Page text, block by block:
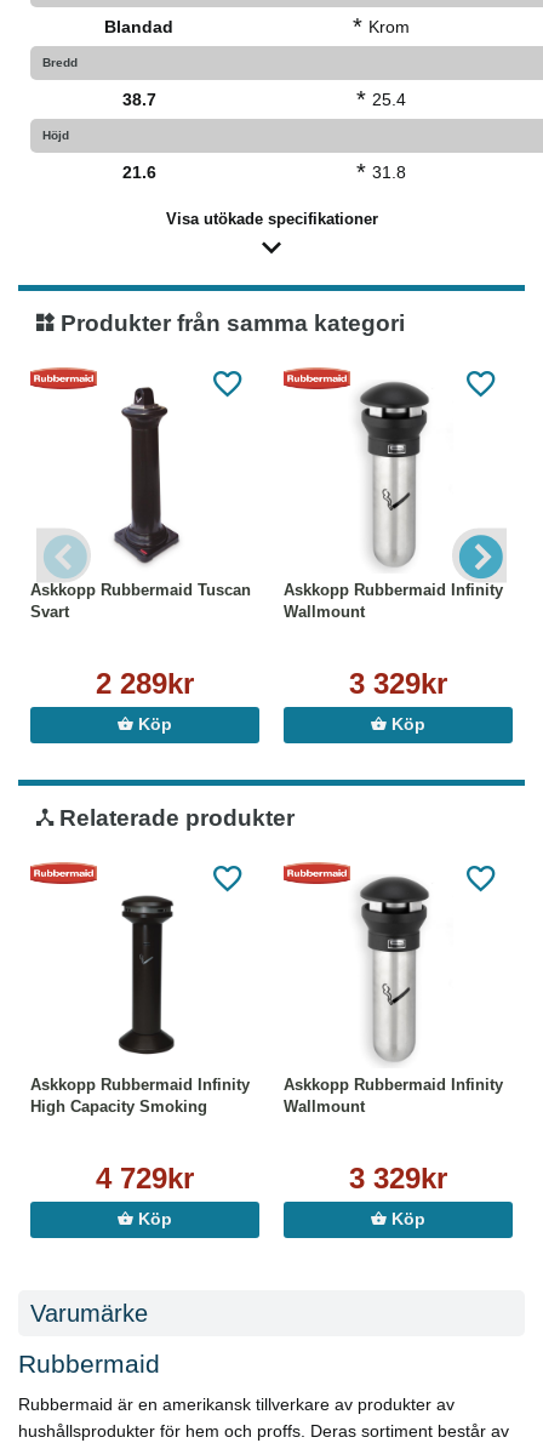
Blandad * Krom
Bredd
38.7 * 25.4
Höjd
21.6 * 31.8
Visa utökade specifikationer
Produkter från samma kategori
Askkopp Rubbermaid Tuscan
Svart
2 289kr
Köp
Askkopp Rubbermaid Infinity
Wallmount
3 329kr
Köp
Relaterade produkter
Askkopp Rubbermaid Infinity
High Capacity Smoking
4 729kr
Köp
Askkopp Rubbermaid Infinity
Wallmount
3 329kr
Köp
Varumärke
Rubbermaid
Rubbermaid är en amerikansk tillverkare av produkter av
hushållsprodukter för hem och proffs. Deras sortiment består av